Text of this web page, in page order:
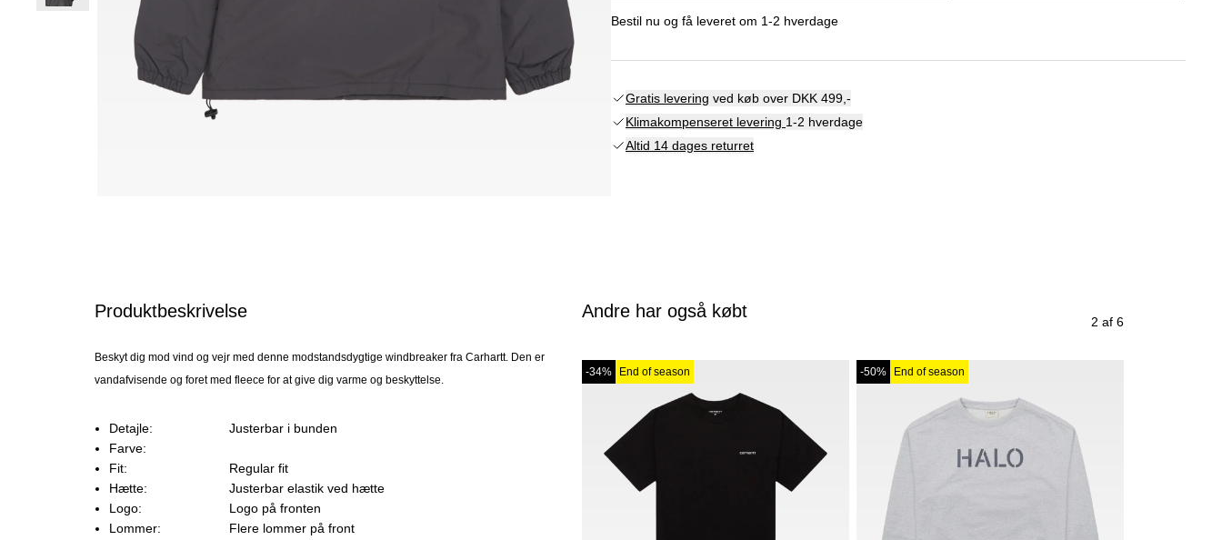
Bestil nu og få leveret om 1-2 hverdage
Gratis levering ved køb over DKK 499,-
Klimakompenseret levering 1-2 hverdage
Altid 14 dages returret
Produktbeskrivelse
Beskyt dig mod vind og vejr med denne modstandsdygtige windbreaker fra Carhartt. Den er
vandafvisende og foret med fleece for at give dig varme og beskyttelse.
Detajle:
Justerbar i bunden
Farve:
Fit:
Regular fit
Hætte:
Justerbar elastik ved hætte
Logo:
Logo på fronten
Lommer:
Flere lommer på front
Andre har også købt
2 af 6
-34% End of season -50% End of season